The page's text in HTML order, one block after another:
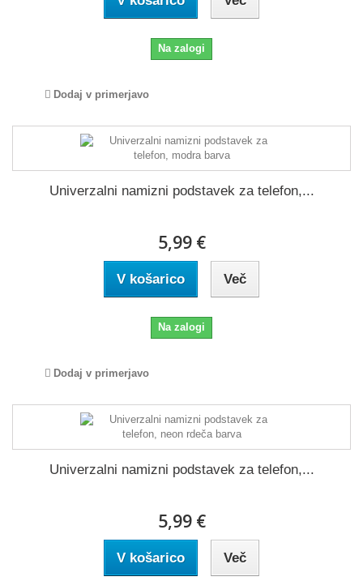
Na zalogi
Dodaj v primerjavo
Univerzalni namizni podstavek za telefon,...
5,99 €
V košarico Več
Na zalogi
Dodaj v primerjavo
Univerzalni namizni podstavek za telefon,...
5,99 €
V košarico Več